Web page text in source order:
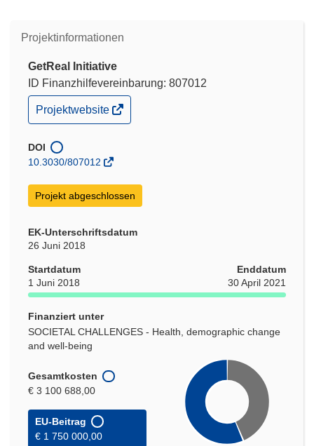
Projektinformationen
GetReal Initiative
ID Finanzhilfevereinbarung: 807012
(öffnet
in
Fenster)
Projektwebsite
DOI
10.3030/807012
Projekt abgeschlossen
EK-Unterschriftsdatum
26 Juni 2018
Startdatum
1 Juni 2018
Enddatum
30 April 2021
Finanziert unter
SOCIETAL CHALLENGES - Health, demographic change
and well-being
Gesamtkosten
€ 3 100 688,00
EU-Beitrag
€ 1 750 000,00